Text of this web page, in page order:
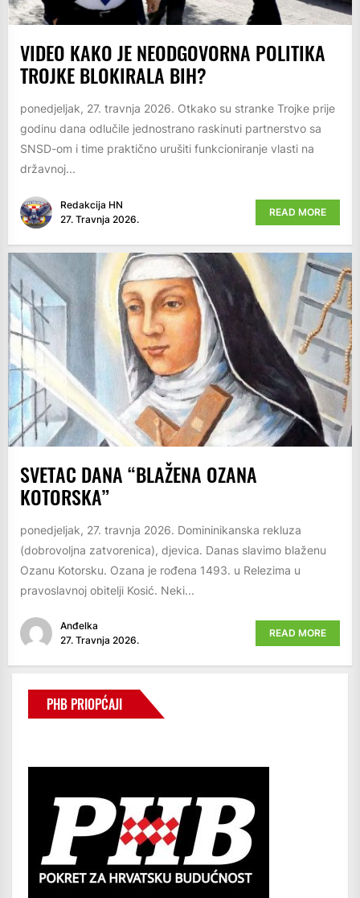
VIDEO KAKO JE NEODGOVORNA POLITIKA
TROJKE BLOKIRALA BIH?
ponedjeljak, 27. travnja 2026. Otkako su stranke Trojke prije
godinu dana odlučile jednostrano raskinuti partnerstvo sa
SNSD-om i time praktično urušiti funkcioniranje vlasti na
državnoj...
Redakcija HN
27. Travnja 2026.
READ MORE
SVETAC DANA “BLAŽENA OZANA
KOTORSKA”
ponedjeljak, 27. travnja 2026. Domininikanska rekluza
(dobrovoljna zatvorenica), djevica. Danas slavimo blaženu
Ozanu Kotorsku. Ozana je rođena 1493. u Relezima u
pravoslavnoj obitelji Kosić. Neki...
Anđelka
27. Travnja 2026.
READ MORE
PHB PRIOPĆAJI